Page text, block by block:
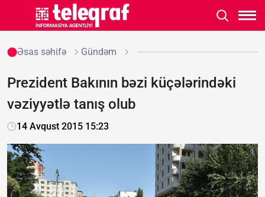
Əsas səhifə Gündəm
Prezident Bakının bəzi küçələrindəki
vəziyyətlə tanış olub
14 Avqust 2015 15:23